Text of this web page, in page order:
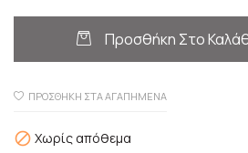
Προσθήκη Στο
ΠΡΟΣΘΉΚΗ ΣΤΑ ΑΓΑΠΗΜΈΝΑ
 Χωρίς απόθεμα